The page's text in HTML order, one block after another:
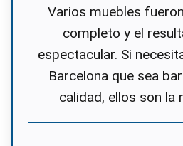
Varios muebles
completo y el
espectacular. Si
Barcelona que sea
calidad, ellos son la